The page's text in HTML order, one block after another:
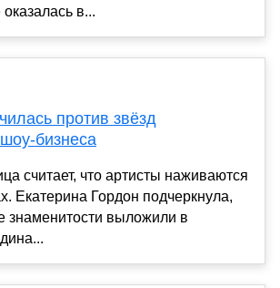
в...
против звёзд
бизнеса
считает, что артисты наживаются
Екатерина Гордон подчеркнула,
знаменитости выложили в